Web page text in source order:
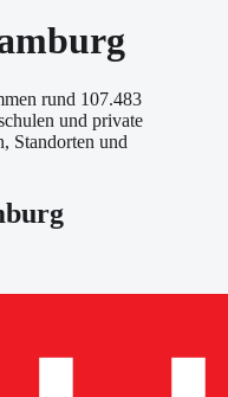
rund 107.483
und private
Standorten und